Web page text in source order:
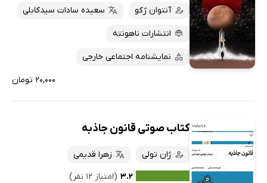
آنتوان ژکو سعیده سادات سیدکابلی
انتشارات ناهونته
نمایشنامه اجتماعی خارجی
۲۰,۰۰۰ تومان
کتاب صوتی قانون جاذبه
ژان تولی
زهرا قدیمی
۳.۲ (امتیاز ۱۲ نفر)